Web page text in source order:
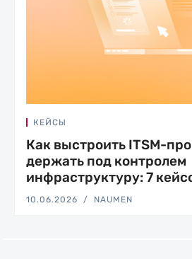
КЕЙСЫ
Как выстроить ITSM-
держать под контролем
инфраструктуру: 7
10.06.2026 NAUMEN